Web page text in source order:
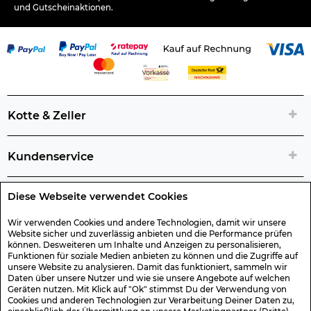
Diese Webseite verwendet Cookies
Wir verwenden Cookies und andere Technologien, damit wir unsere
Website sicher und zuverlässig anbieten und die Performance prüfen
können. Desweiteren um Inhalte und Anzeigen zu personalisieren,
Funktionen für soziale Medien anbieten zu können und die Zugriffe auf
unsere Website zu analysieren. Damit das funktioniert, sammeln wir
Daten über unsere Nutzer und wie sie unsere Angebote auf welchen
Geräten nutzen. Mit Klick auf "Ok" stimmst Du der Verwendung von
Cookies und anderen Technologien zur Verarbeitung Deiner Daten zu,
und Gutscheinaktionen.
Kotte & Zeller
Kundenservice
Rechtliche Artikelinfos
Geschenk-Gutscheine
Versand & Rücksendung